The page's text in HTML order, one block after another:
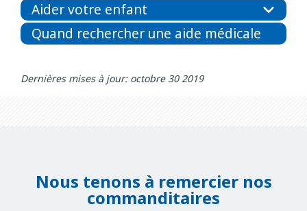
Aider votre enfant
Quand rechercher une aide médicale
Dernières mises à jour: octobre 30 2019
Nous tenons à remercier nos
commanditaires